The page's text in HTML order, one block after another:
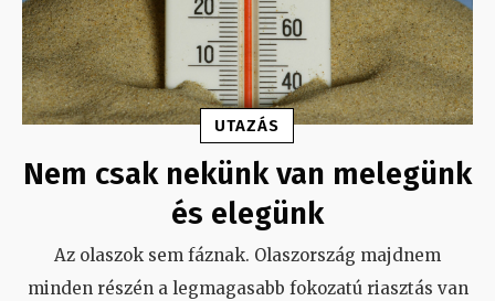
UTAZÁS
Nem csak nekünk van melegünk
és elegünk
Az olaszok sem fáznak. Olaszország majdnem
minden részén a legmagasabb fokozatú riasztás van